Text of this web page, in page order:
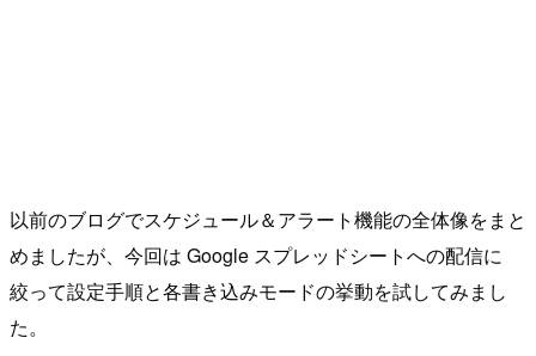
以前のブログでスケジュール＆アラート機能の全体像をまと
めましたが、今回は Google スプレッドシートへの配信に
絞って設定手順と各書き込みモードの挙動を試してみまし
た。